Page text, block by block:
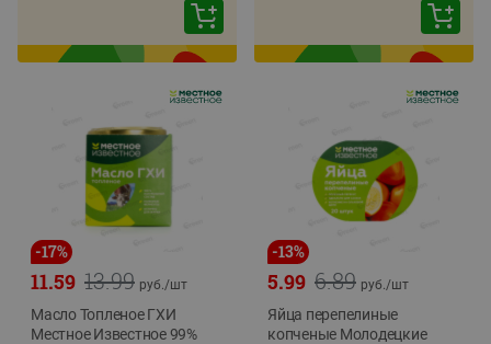
-17%
13.99
11.59 руб./шт
Масло Топленое ГХИ
Местное Известное 99%
-13%
6.89
5.99 руб./шт
Яйца перепелиные
копченые Молодецкие